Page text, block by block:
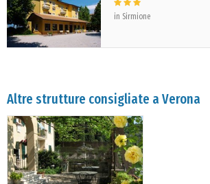
in Sirmione
Altre strutture consigliate a Verona